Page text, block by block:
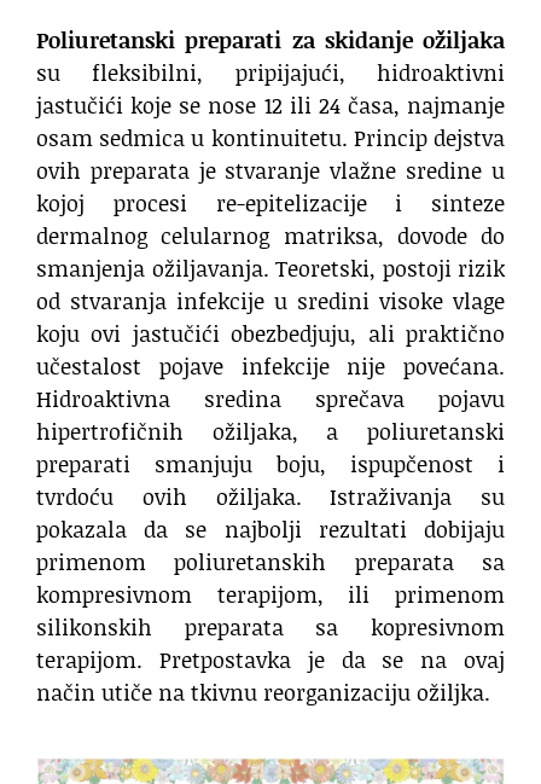
Poliuretanski preparati za skidanje ožiljaka
su fleksibilni, pripijajući, hidroaktivni
jastučići koje se nose 12 ili 24 časa, najmanje
osam sedmica u kontinuitetu. Princip dejstva
ovih preparata je stvaranje vlažne sredine u
kojoj procesi re-epitelizacije i sinteze
dermalnog celularnog matriksa, dovode do
smanjenja ožiljavanja. Teoretski, postoji rizik
od stvaranja infekcije u sredini visoke vlage
koju ovi jastučići obezbedjuju, ali praktično
učestalost pojave infekcije nije povećana.
Hidroaktivna sredina sprečava pojavu
hipertrofičnih ožiljaka, a poliuretanski
preparati smanjuju boju, ispupčenost i
tvrdoću ovih ožiljaka. Istraživanja su
pokazala da se najbolji rezultati dobijaju
primenom poliuretanskih preparata sa
kompresivnom terapijom, ili primenom
silikonskih preparata sa kopresivnom
terapijom. Pretpostavka je da se na ovaj
način utiče na tkivnu reorganizaciju ožiljka.